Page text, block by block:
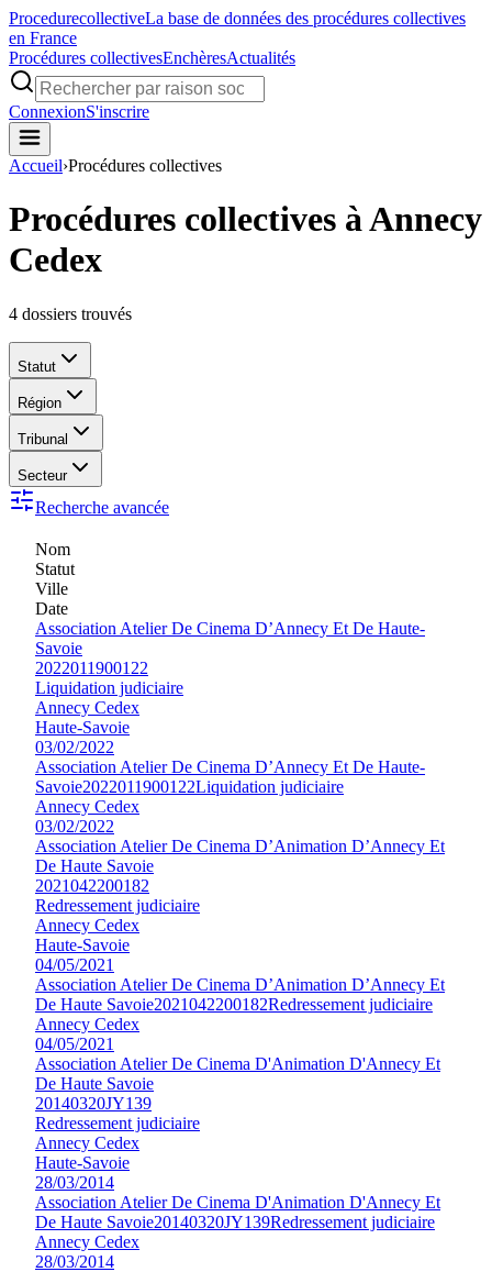
ProcedurecollectiveLa base de données des procédures collectives
en France
Procédures collectivesEnchèresActualités
ConnexionS'inscrire
Accueil›Procédures collectives
Procédures collectives à Annecy
Cedex
4 dossiers trouvés
Statut
Région
Tribunal
Secteur
Recherche avancée
Nom
Statut
Ville
Date
Association Atelier De Cinema D’Annecy Et De Haute-
Savoie
2022011900122
Liquidation judiciaire
Annecy Cedex
Haute-Savoie
03/02/2022
Association Atelier De Cinema D’Annecy Et De Haute-
Savoie2022011900122Liquidation judiciaire
Annecy Cedex
03/02/2022
Association Atelier De Cinema D’Animation D’Annecy Et
De Haute Savoie
2021042200182
Redressement judiciaire
Annecy Cedex
Haute-Savoie
04/05/2021
Association Atelier De Cinema D’Animation D’Annecy Et
De Haute Savoie2021042200182Redressement judiciaire
Annecy Cedex
04/05/2021
Association Atelier De Cinema D'Animation D'Annecy Et
De Haute Savoie
20140320JY139
Redressement judiciaire
Annecy Cedex
Haute-Savoie
28/03/2014
Association Atelier De Cinema D'Animation D'Annecy Et
De Haute Savoie20140320JY139Redressement judiciaire
Annecy Cedex
28/03/2014